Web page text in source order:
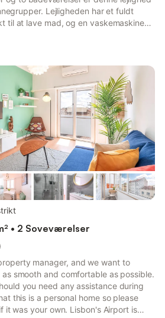
Lejligheden har et fuldt
til at lave mad, og en vaskemaskine
en sofa, spisebord og TV.
og naturen. Lejligheden ligger kun
og São Jorge-slottet og er det...
• 2 Soveværelser
manager, and we want to
smooth and comfortable as possible.
you need any assistance during
this is a personal home so please
it was your own. Lisbon's Airport is